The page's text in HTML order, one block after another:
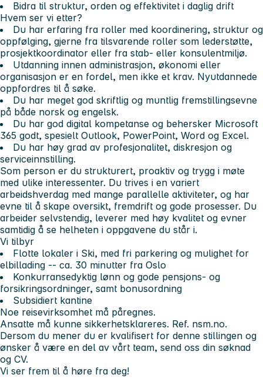
Bidra til struktur, orden og effektivitet i daglig drift
Hvem ser vi etter?
Du har erfaring fra roller med koordinering, struktur og
oppfølging, gjerne fra tilsvarende roller som lederstøtte,
prosjektkoordinator eller fra stab- eller konsulentmiljø.
Utdanning innen administrasjon, økonomi eller
organisasjon er en fordel, men ikke et krav. Nyutdannede
oppfordres til å søke.
Du har meget god skriftlig og muntlig fremstillingsevne
på både norsk og engelsk.
Du har god digital kompetanse og behersker Microsoft
365 godt, spesielt Outlook, PowerPoint, Word og Excel.
Du har høy grad av profesjonalitet, diskresjon og
serviceinnstilling.
Som person er du strukturert, proaktiv og trygg i møte
med ulike interessenter. Du trives i en variert
arbeidshverdag med mange parallelle aktiviteter, og har
evne til å skape oversikt, fremdrift og gode prosesser. Du
arbeider selvstendig, leverer med høy kvalitet og evner
samtidig å se helheten i oppgavene du står i.
Vi tilbyr
Flotte lokaler i Ski, med fri parkering og mulighet for
elbillading -- ca. 30 minutter fra Oslo
Konkurransedyktig lønn og gode pensjons- og
forsikringsordninger, samt bonusordning
Subsidiert kantine
Noe reisevirksomhet må påregnes.
Ansatte må kunne sikkerhetsklareres. Ref. nsm.no.
Dersom du mener du er kvalifisert for denne stillingen og
ønsker å være en del av vårt team, send oss din søknad
og CV.
Vi ser frem til å høre fra deg!